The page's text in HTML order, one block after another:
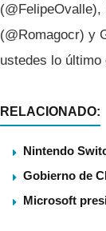
(@Romagocr) y
ustedes lo
RELACIONADO:
Nintendo
Gobierno de
Microsoft